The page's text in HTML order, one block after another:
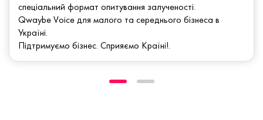
спеціальний формат опитування залученості.
Qwaybe Voice для малого та середнього бізнеса в
Україні.
Підтримуємо бізнес. Сприяємо Країні!.